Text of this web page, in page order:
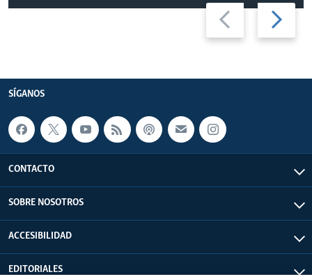
Previous
slide
Next
slide
SÍGANOS
CONTACTO
SOBRE NOSOTROS
ACCESIBILIDAD
EDITORIALES